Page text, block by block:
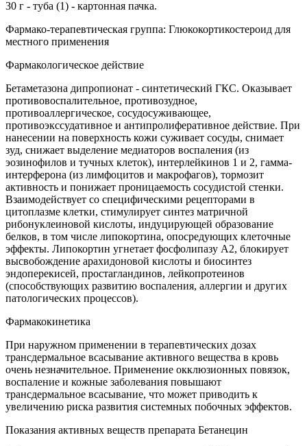
30 г - туба (1) - картонная пачка.
Фармако-терапевтическая группа: Глюкокортикостероид для
местного применения
Фармакологическое действие
Бетаметазона дипропионат - синтетический ГКС. Оказывает
противовоспалительное, противозудное,
противоаллергическое, сосудосуживающее,
противоэкссудативное и антипролиферативное действие. При
нанесении на поверхность кожи суживает сосуды, снимает
зуд, снижает выделение медиаторов воспаления (из
эозинофилов и тучных клеток), интерлейкинов 1 и 2, гамма-
интерферона (из лимфоцитов и макрофагов), тормозит
активность и понижает проницаемость сосудистой стенки.
Взаимодействует со специфическими рецепторами в
цитоплазме клетки, стимулирует синтез матричной
рибонуклеиновой кислоты, индуцирующей образование
белков, в том числе липокортина, опосредующих клеточные
эффекты. Липокортин угнетает фосфолипазу А2, блокирует
высвобождение арахидоновой кислоты и биосинтез
эндоперекисей, простагландинов, лейкопротеинов
(способствующих развитию воспаления, аллергии и других
патологических процессов).
Фармакокинетика
При наружном применении в терапевтических дозах
трансдермальное всасывание активного вещества в кровь
очень незначительное. Применение окклюзионных повязок,
воспаление и кожные заболевания повышают
трансдермальное всасывание, что может приводить к
увеличению риска развития системных побочных эффектов.
Показания активных веществ препарата Бетанецин